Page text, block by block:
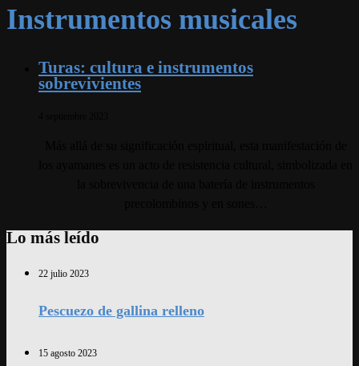
Instrumentos musicales
Turas: cultura e instrumentos
sobrevivientes
Lo más leído
22 julio 2023
Pescuezo de gallina relleno
15 agosto 2023